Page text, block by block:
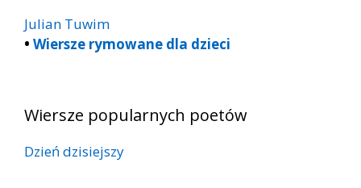
Julian Tuwim
• Wiersze rymowane dla dzieci
Wiersze popularnych poetów
Dzień dzisiejszy